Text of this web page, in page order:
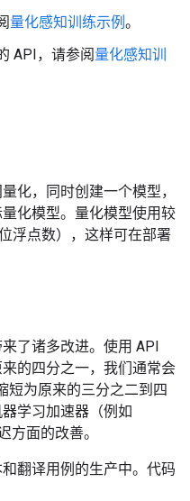
量化感知训练示例 。
API，请参阅 量化感知训
化，同时创建一个模型，
化模型。量化模型使用较
浮点数），这样可在部署
了诸多改进。使用 API​​
的四分之一，我们通常会
短为原来的三分之二到四
学习加速器（例如
方面的改善。
翻译用例的生产中。代码